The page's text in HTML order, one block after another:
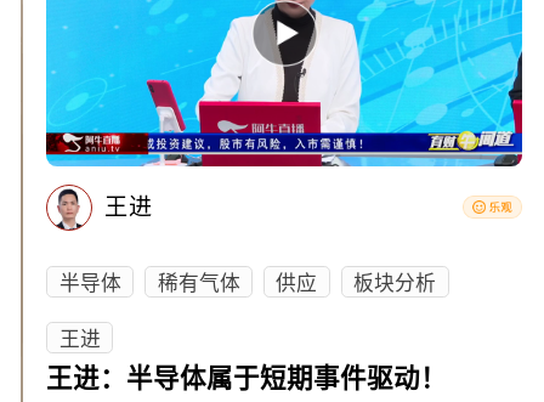
王进
半导体 稀有气体 供应
板块分析
王进
王进：半导体属于短期事件驱动！